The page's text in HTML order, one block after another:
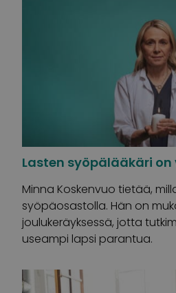
Lasten syöpälääkäri
Minna Koskenvuo tietää,
syöpäosastolla. Hän on
joulukeräyksessä, jotta
useampi lapsi parantua.